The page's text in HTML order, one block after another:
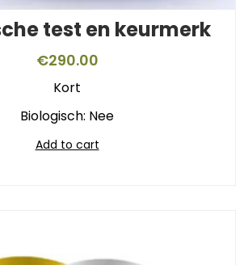
test en keurmerk
€290.00
Kort
Biologisch: Nee
Add to cart